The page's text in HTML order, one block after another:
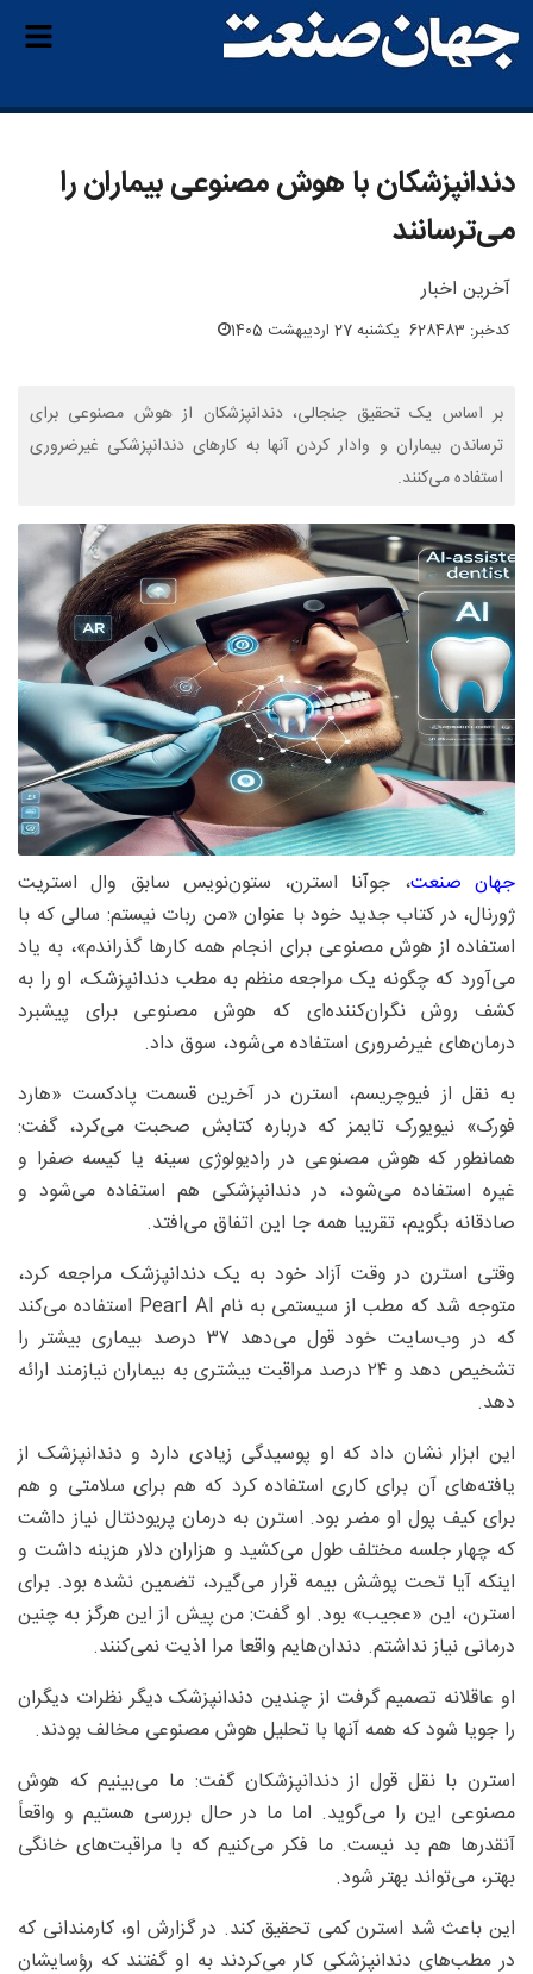
دندانپزشکان با هوش مصنوعی بیماران را
می‌ترسانند
آخرین اخبار
کدخبر: 628483 یکشنبه 27 اردیبهشت 1405
بر اساس یک تحقیق جنجالی، دندانپزشکان از هوش مصنوعی برای
ترساندن بیماران و وادار کردن آنها به کارهای دندانپزشکی غیرضروری
استفاده می‌کنند.
جهان صنعت، جوآنا استرن، ستون‌نویس سابق وال استریت
ژورنال، در کتاب جدید خود با عنوان «من ربات نیستم: سالی که با
استفاده از هوش مصنوعی برای انجام همه کارها گذراندم»، به یاد
می‌آورد که چگونه یک مراجعه منظم به مطب دندانپزشک، او را به
کشف روش نگران‌کننده‌ای که هوش مصنوعی برای پیشبرد
درمان‌های غیرضروری استفاده می‌شود، سوق داد.
به نقل از فیوچریسم، استرن در آخرین قسمت پادکست «هارد
فورک» نیویورک تایمز که درباره کتابش صحبت می‌کرد، گفت:
همانطور که هوش مصنوعی در رادیولوژی سینه یا کیسه صفرا و
غیره استفاده می‌شود، در دندانپزشکی هم استفاده می‌شود و
صادقانه بگویم، تقریبا همه جا این اتفاق می‌افتد.
وقتی استرن در وقت آزاد خود به یک دندانپزشک مراجعه کرد،
متوجه شد که مطب از سیستمی به نام Pearl AI استفاده می‌کند
که در وب‌سایت خود قول می‌دهد ۳۷ درصد بیماری بیشتر را
تشخیص دهد و ۲۴ درصد مراقبت بیشتری به بیماران نیازمند ارائه
دهد.
این ابزار نشان داد که او پوسیدگی زیادی دارد و دندانپزشک از
یافته‌های آن برای کاری استفاده کرد که هم برای سلامتی و هم
برای کیف پول او مضر بود. استرن به درمان پریودنتال نیاز داشت
که چهار جلسه مختلف طول می‌کشید و هزاران دلار هزینه داشت و
اینکه آیا تحت پوشش بیمه قرار می‌گیرد، تضمین نشده بود. برای
استرن، این «عجیب» بود. او گفت: من پیش از این هرگز به چنین
درمانی نیاز نداشتم. دندان‌هایم واقعا مرا اذیت نمی‌کنند.
او عاقلانه تصمیم گرفت از چندین دندانپزشک دیگر نظرات دیگران
را جویا شود که همه آنها با تحلیل هوش مصنوعی مخالف بودند.
استرن با نقل قول از دندانپزشکان گفت: ما می‌بینیم که هوش
مصنوعی این را می‌گوید. اما ما در حال بررسی هستیم و واقعاً
آنقدرها هم بد نیست. ما فکر می‌کنیم که با مراقبت‌های خانگی
بهتر، می‌تواند بهتر شود.
این باعث شد استرن کمی تحقیق کند. در گزارش او، کارمندانی که
در مطب‌های دندانپزشکی کار می‌کردند به او گفتند که رؤسایشان